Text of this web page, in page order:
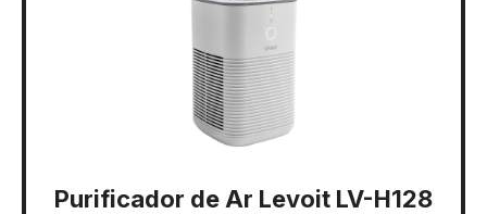
Purificador de Ar Levoit LV-H128